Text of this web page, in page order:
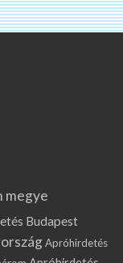
megye
Budapest
Apróhirdetés